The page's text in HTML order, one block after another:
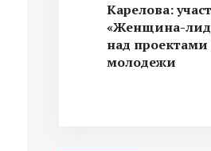
Карелова:
«Женщина-
над
молодежи